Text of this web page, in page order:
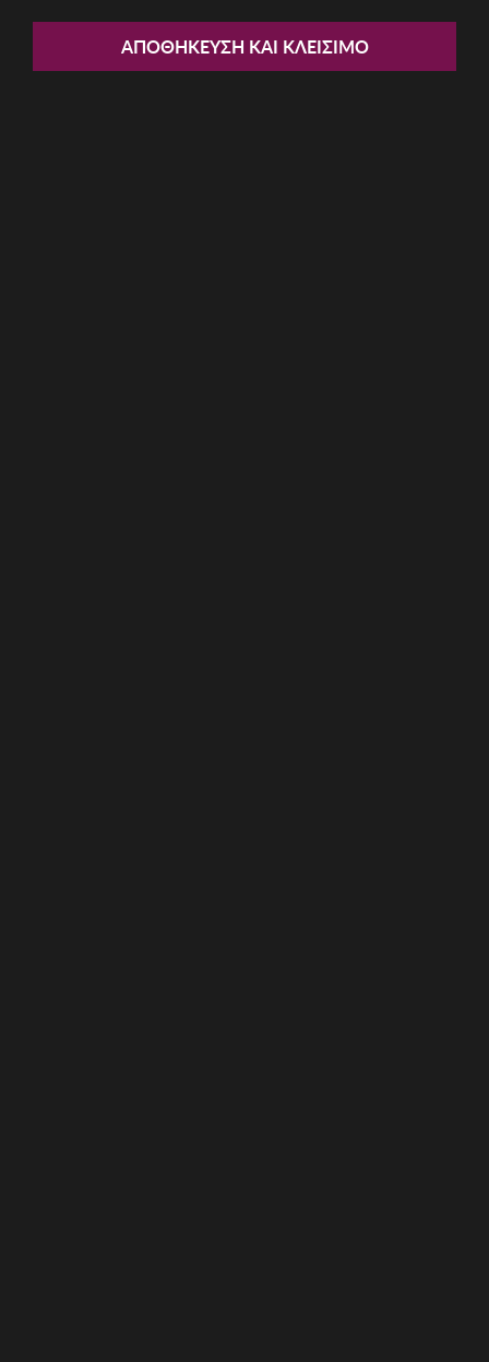
Γυναικείο Μπλουζοφόρεμα
ΑΠΟΘΉΚΕΥΣΗ ΚΑΙ ΚΛΕΊΣΙΜΟ